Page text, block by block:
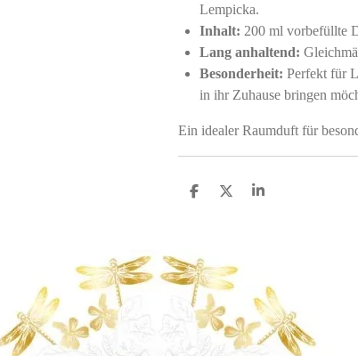
Lempicka.
Inhalt: 200 ml vorbefüllte
Lang anhaltend:
Besonderheit: Perfekt für
in ihr Zuhause bringen
Ein idealer Raumduft für
S
S
S